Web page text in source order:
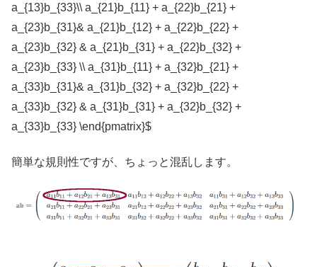
a_{13}b_{33}\\ a_{21}b_{11} + a_{22}b_{21} +
a_{23}b_{31}& a_{21}b_{12} + a_{22}b_{22} +
a_{23}b_{32} & a_{21}b_{31} + a_{22}b_{32} +
a_{23}b_{33} \\ a_{31}b_{11} + a_{32}b_{21} +
a_{33}b_{31}& a_{31}b_{32} + a_{32}b_{22} +
a_{33}b_{32} & a_{31}b_{31} + a_{32}b_{32} +
a_{33}b_{33} \end{pmatrix}$
簡単な規則性ですが、ちょっと混乱します。